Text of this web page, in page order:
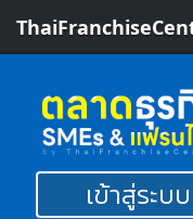
เข้าสู่ระบบ